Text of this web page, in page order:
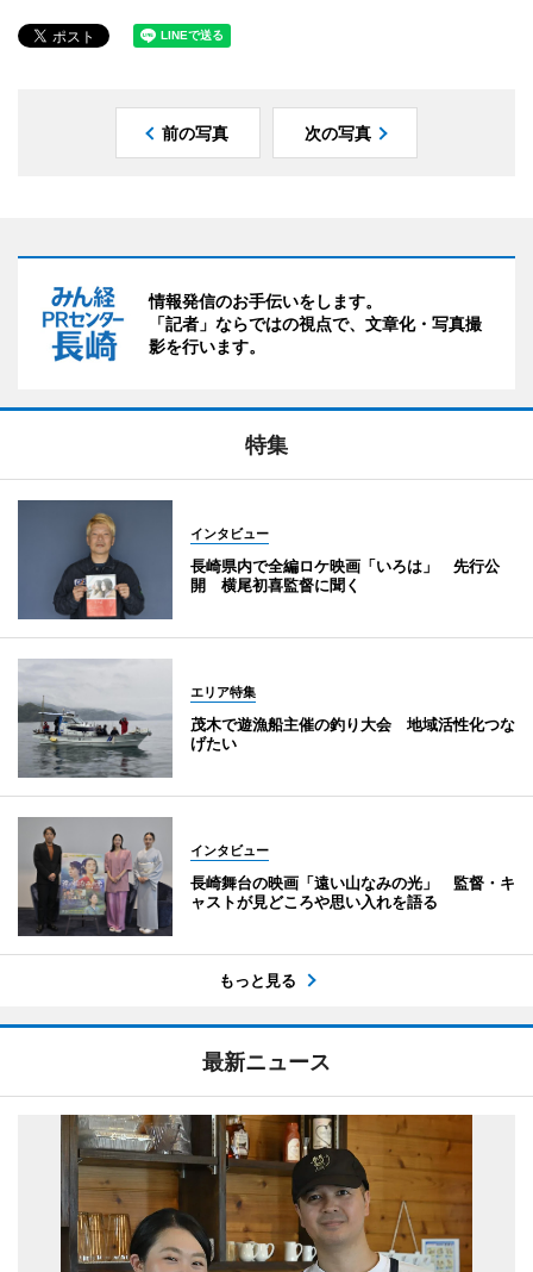
前の写真 次の写真
情報発信のお手伝いをします。
「記者」ならではの視点で、文章化・写真撮
影を行います。
特集
インタビュー
長崎県内で全編ロケ映画「いろは」 先行公
開 横尾初喜監督に聞く
エリア特集
茂木で遊漁船主催の釣り大会 地域活性化つな
げたい
インタビュー
長崎舞台の映画「遠い山なみの光」 監督・キ
ャストが見どころや思い入れを語る
もっと見る
最新ニュース